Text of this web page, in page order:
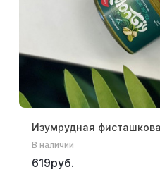
Изумрудная
В наличии
619руб.